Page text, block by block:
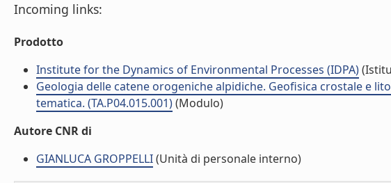
Incoming links:
Prodotto
Institute for the Dynamics of Environmental Processes (IDPA)
Geologia delle catene orogeniche alpidiche. Geofisica crostale e
tematica. (TA.P04.015.001)(Modulo)
Autore CNR di
GIANLUCA GROPPELLI(Unità di personale interno)